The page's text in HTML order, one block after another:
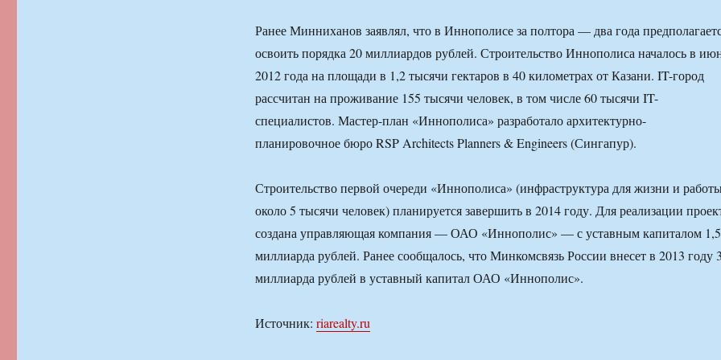
Ранее Минниханов заявлял, что в Иннополисе за полтора — два года
освоить порядка 20 миллиардов рублей. Строительство Иннополиса началось в
2012 года на площади в 1,2 тысячи гектаров в 40 километрах от Казани. IT-город
рассчитан на проживание 155 тысячи человек, в том числе 60 тысячи IT-
специалистов. Мастер-план «Иннополиса» разработало архитектурно-
планировочное бюро RSP Architects Planners & Engineers (Сингапур).
Строительство первой очереди «Иннополиса» (инфраструктура для жизни и
около 5 тысячи человек) планируется завершить в 2014 году. Для реализации
создана управляющая компания — ОАО «Иннополис» — с уставным капиталом 1,5
миллиарда рублей. Ранее сообщалось, что Минкомсвязь России внесет в 2013 году 3
миллиарда рублей в уставный капитал ОАО «Иннополис».
Источник: riarealty.ru